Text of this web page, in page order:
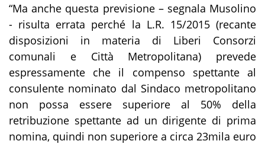
“Ma anche questa previsione – segnala Musolino
- risulta errata perché la L.R. 15/2015 (recante
disposizioni in materia di Liberi Consorzi
comunali e Città Metropolitana) prevede
espressamente che il compenso spettante al
consulente nominato dal Sindaco metropolitano
non possa essere superiore al 50% della
retribuzione spettante ad un dirigente di prima
nomina, quindi non superiore a circa 23mila euro